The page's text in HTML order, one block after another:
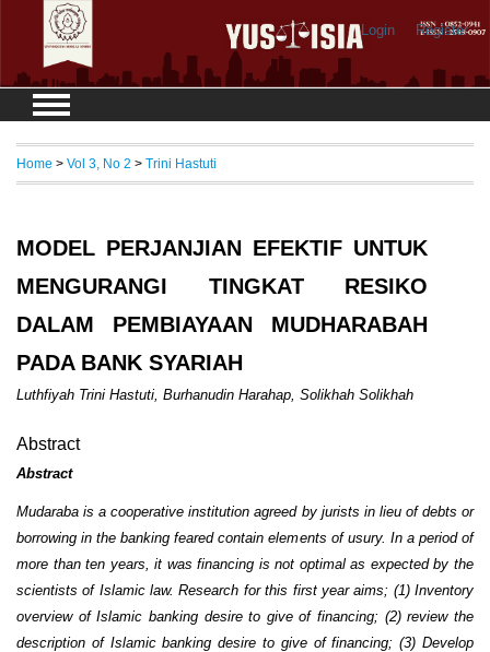
Login Register
Home > Vol 3, No 2 > Trini Hastuti
MODEL PERJANJIAN EFEKTIF UNTUK
MENGURANGI TINGKAT RESIKO
DALAM PEMBIAYAAN MUDHARABAH
PADA BANK SYARIAH
Luthfiyah Trini Hastuti, Burhanudin Harahap, Solikhah Solikhah
Abstract
Abstract
Mudaraba is a cooperative institution agreed by jurists in lieu of debts or
borrowing in the banking feared contain elements of usury. In a period of
more than ten years, it was financing is not optimal as expected by the
scientists of Islamic law. Research for this first year aims; (1) Inventory
overview of Islamic banking desire to give of financing; (2) review the
description of Islamic banking desire to give of financing; (3) Develop